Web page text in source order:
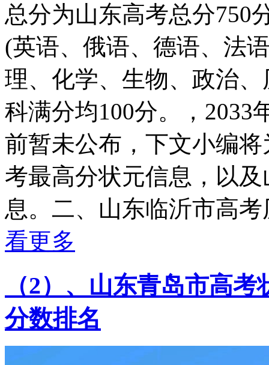
总分为山东高考总分750
(英语、俄语、德语、法
理、化学、生物、政治
科满分均100分。，2033
前暂未公布，下文小编
考最高分状元信息，以
息。二、山东临沂市高
看更多
（2）、山东青岛市高
分数排名